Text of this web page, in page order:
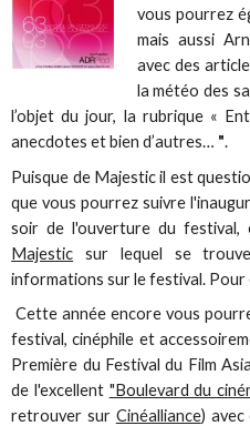
vous pourrez
mais aussi
avec des
la météo des
l’objet du jour, la rubrique «
anecdotes et bien d’autres… ".
Puisque de Majestic il est
que vous pourrez suivre
soir de l'ouverture du festival,
Majestic sur lequel se
informations sur le festival. Pour
Cette année encore vous
festival, cinéphile et
Première du Festival du Film
de l'excellent "Boulevard du
retrouver sur Cinéalliance) avec